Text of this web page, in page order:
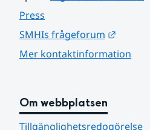
Press
SMHIs frågeforum
Mer kontaktinformation
Om webbplatsen
Tillgänglighetsredogörelse